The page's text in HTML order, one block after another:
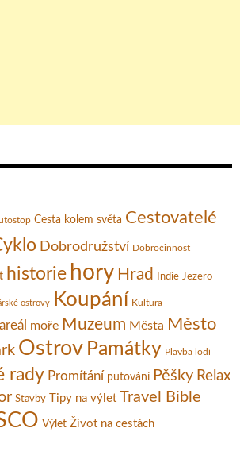
Cesta kolem světa Cestovatelé
Dobrodružství Dobročinnost
historie hory Hrad Indie Jezero
ostrovy Koupání Kultura
moře Muzeum Města Město
Ostrov Památky Plavba lodí
rady Promítání putování Pěšky Relax
Stavby Tipy na výlet Travel Bible
Výlet Život na cestách